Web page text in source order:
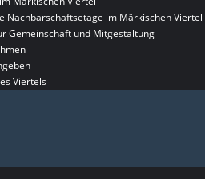
Nachbarschaftsetage im Märkischen Viertel
Gemeinschaft und Mitgestaltung
Viertels